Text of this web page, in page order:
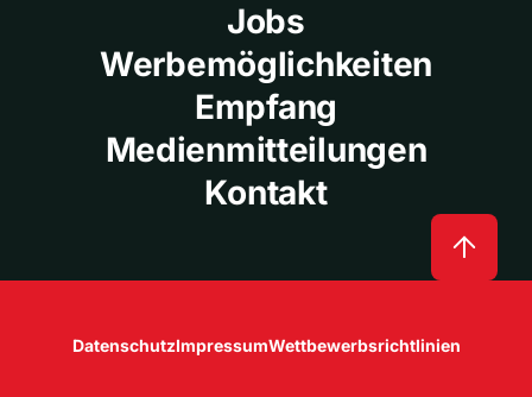
Jobs
Werbemöglichkeiten
Empfang
Medienmitteilungen
Kontakt
DatenschutzImpressumWettbewerbsrichtlinien